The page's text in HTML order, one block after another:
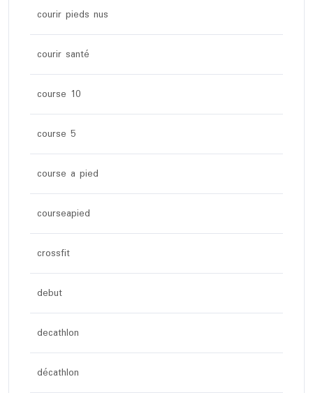
courir pieds nus
courir santé
course 10
course 5
course a pied
courseapied
crossfit
debut
decathlon
décathlon